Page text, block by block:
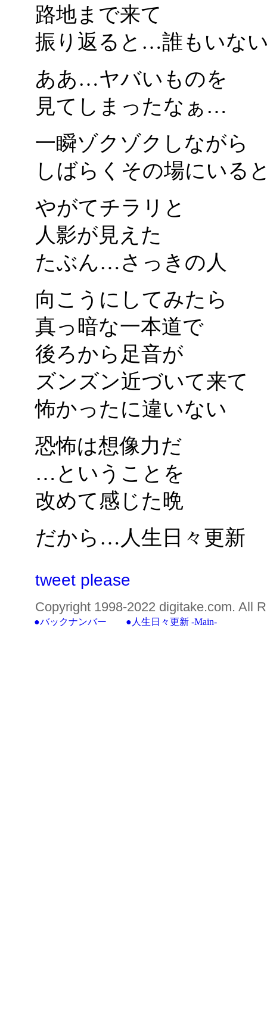
路地まで来て
振り返ると…誰もいな
ああ…ヤバいものを
見てしまったなぁ…
一瞬ゾクゾクしながら
しばらくその場にいる
やがてチラリと
人影が見えた
たぶん…さっきの人
向こうにしてみたら
真っ暗な一本道で
後ろから足音が
ズンズン近づいて来て
怖かったに違いない
恐怖は想像力だ
…ということを
改めて感じた晩
だから…人生日々更新
tweet please
Copyright 1998-2022 digitake.com. All
●バックナンバー ● 人生日々更新 -Main-